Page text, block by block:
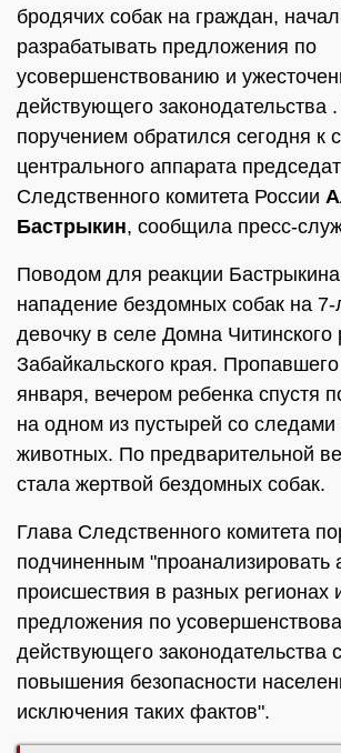
бродячих собак на граждан,
разрабатывать предложения по
усовершенствованию и
действующего законодательства
поручением обратился сегодня к
центрального аппарата
Следственного комитета России
Бастрыкин, сообщила пресс-
Поводом для реакции
нападение бездомных собак на
девочку в селе Домна Читинского
Забайкальского края.
января, вечером ребенка спустя
на одном из пустырей со
животных. По предварительной
стала жертвой бездомных собак.
Глава Следственного комитета
подчиненным "проанализировать
происшествия в разных регионах
предложения по
действующего законодательства
повышения безопасности
исключения таких фактов".